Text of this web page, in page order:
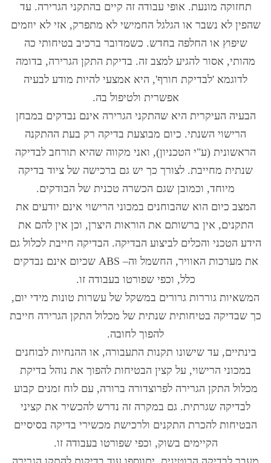
תחזוקה מונעת. אופי עבודה זה קיים בהתקני הגרירה. עד
שהפין לא נשבר או הגלגל החמישי לא מתפרק, אזי לא יוזמים
שיפוץ או החלפה בחדש. כשמדובר ברכיב בטיחותי כה
מהותי, אסור להגיע למצב זה. בדיקת התקן הגרירה, בדומה
לדוגמא 'לבדיקת חורף', היא אמצעי להיות מודע לבעיה
אפשרית ולטיפול בה.
הבעיה העיקרית היא שהתקני הגרירה אינם נבדקים במבחן
הרישוי השנתי. כיום מבוצעת בדיקה רק בעת ההתקנה
הראשונית (ע"י הטכניון), ואני מקווה שהיא תורחב לבדיקה
שנתית מחייבת. לצורך כך יש גם ברכישה של ציוד בדיקה
מיוחד, וכמובן שגם הכשרה טכנית של הבודקים.
המצב כיום הוא שהבוחנים במכוני הרישוי אינם יודעים את
התקנים, אין ברשותם את הוראות היצרן, וכן אין להם את
הידע הטכני והכלים לביצוע הבדיקה. הבדיקה חייבת לכלול גם
את מערכות האוויר, החשמל וה– ABS
שכיום אינם נבדקים
כלל, וכפי שפורטו בעבודה זו.
המשאיות גוררות גרורים במשקל של עשרות טונות מידי יום,
כך שבדיקה בטיחותית שנתית של מכלול התקן הגרירה חייבת
להפוך לחובה.
בינתיים, עד שישונו תקנות התעבורה, או ההנחיות לבוחנים
במכוני הרישוי, על קצין הבטיחות להפוך את נוהל בדיקת
מכלול התקן הגרירה לפרוצדורה ברורה, עם לוח זמנים קבוע
לבדיקה שגרתית. גם במקרה זה נדרש להכשיר את קציני
הבטיחות להכרת התקנים ולרכישת מכשירי בדיקה בסיסיים
הקיימים בשוק, וכפי שפורטו בעבודה זו.